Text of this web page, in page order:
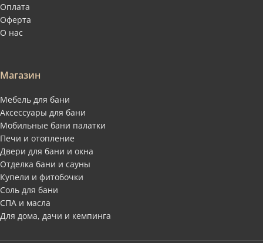
Оплата
Оферта
О нас
Магазин
Мебель для бани
Аксессуары для бани
Мобильные бани палатки
Печи и отопление
Двери для бани и окна
Отделка бани и сауны
Купели и фитобочки
Соль для бани
СПА и масла
Для дома, дачи и кемпинга